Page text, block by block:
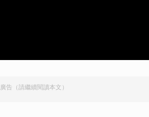
廣告（請繼續閱讀本文）